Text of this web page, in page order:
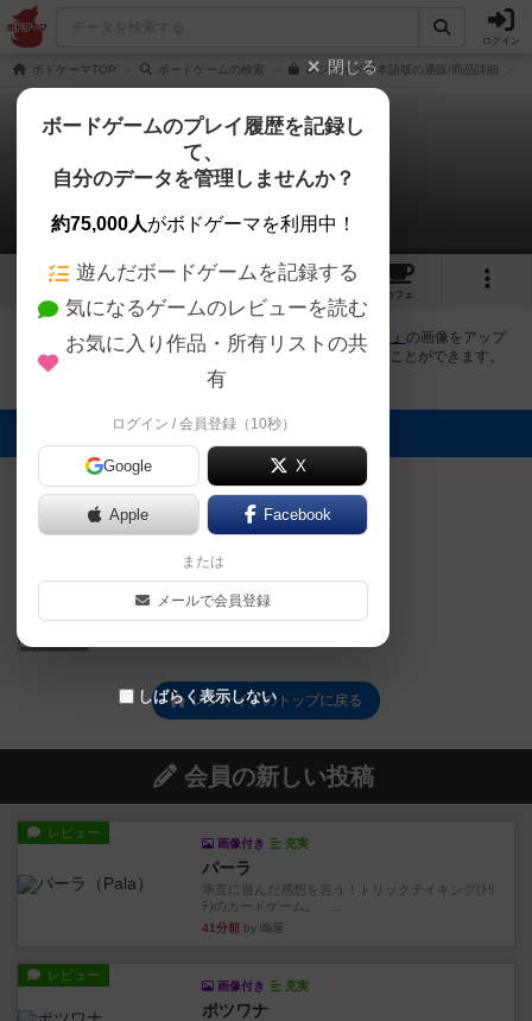
ログイン
ボドゲーマTOP ボードゲームの検索 レジサイド日本語版の通販/商品詳細
レジサイド
1件の画像
1 7
カフェ
ボドゲーマにログインすると、 「レジサイド（Regicide）」 の画像をアップ
ロード出来たり、他のユーザーの投稿画像に評価を付けることができます。
また、トップ6の画像は様々なページで表示されます。
トップに表示される画像
レジサイドのトップに戻る
会員の新しい投稿
レビュー
画像付き 充実
パーラ
率直に遊んだ感想を言う！トリックテイキング(ﾄﾘ
ﾃ)のカードゲーム。 ...
41分前 by 鳴屋
レビュー
画像付き 充実
ボツワナ
閉じる
ボードゲームのプレイ履歴を記録し
て、
自分のデータを管理しませんか？
約75,000人がボドゲーマを利用中！
遊んだボードゲームを記録する
気になるゲームのレビューを読む
お気に入り作品・所有リストの共
有
ログイン / 会員登録（10秒）
Google X
Apple Facebook
または
メールで会員登録
しばらく表示しない